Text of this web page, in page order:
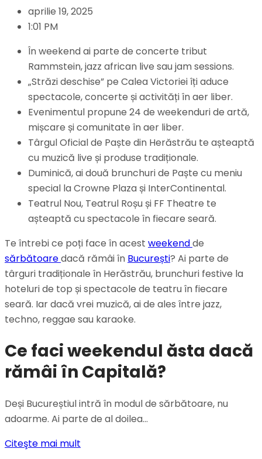
aprilie 19, 2025
1:01 PM
În weekend ai parte de concerte tribut
Rammstein, jazz african live sau jam sessions.
„Străzi deschise” pe Calea Victoriei îți aduce
spectacole, concerte și activități în aer liber.
Evenimentul propune 24 de weekenduri de artă,
mișcare și comunitate în aer liber.
Târgul Oficial de Paște din Herăstrău te așteaptă
cu muzică live și produse tradiționale.
Duminică, ai două brunchuri de Paște cu meniu
special la Crowne Plaza și InterContinental.
Teatrul Nou, Teatrul Roșu și FF Theatre te
așteaptă cu spectacole în fiecare seară.
Te întrebi ce poți face în acest weekendde
sărbătoaredacă rămâi în București? Ai parte de
târguri tradiționale în Herăstrău, brunchuri festive la
hoteluri de top și spectacole de teatru în fiecare
seară. Iar dacă vrei muzică, ai de ales între jazz,
techno, reggae sau karaoke.
Ce faci weekendul ăsta dacă
rămâi în Capitală?
Deși Bucureștiul intră în modul de sărbătoare, nu
adoarme. Ai parte de al doilea…
Citeşte mai mult